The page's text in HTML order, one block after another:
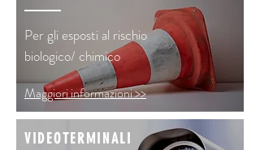
Per gli esposti al rischio
biologico/ chimico
Maggiori informazioni >>
VIDEOTERMINALI